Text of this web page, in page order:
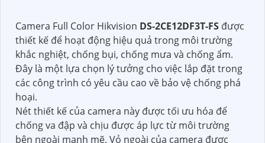
Camera Full Color Hikvision DS-2CE12DF3T-FS được
thiết kế để hoạt động hiệu quả trong môi trường
khắc nghiệt, chống bụi, chống mưa và chống ẩm.
Đây là một lựa chọn lý tưởng cho việc lắp đặt trong
các công trình có yêu cầu cao về bảo vệ chống phá
hoại.
Nét thiết kế của camera này được tối ưu hóa để
chống va đập và chịu được áp lực từ môi trường
bên ngoài mạnh mẽ. Vỏ ngoài của camera được